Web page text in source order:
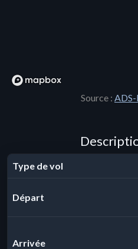
Source : ADS-
Type de vol
Départ
Arrivée